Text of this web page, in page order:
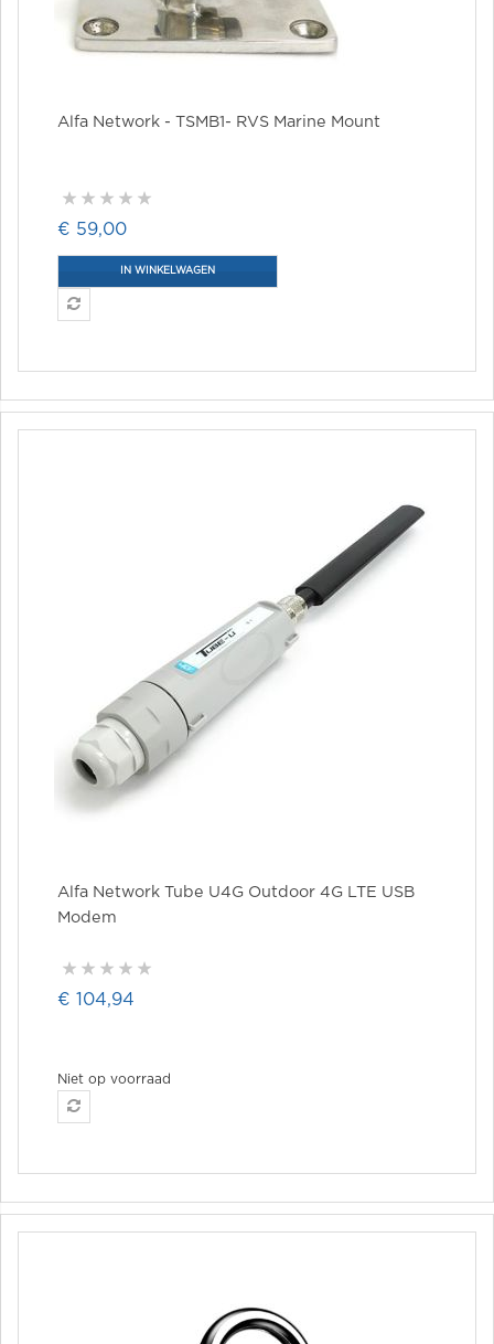
Alfa Network - TSMB1- RVS Marine Mount
€ 59,00
IN WINKELWAGEN
Alfa Network Tube U4G Outdoor 4G LTE USB
Modem
€ 104,94
Niet op voorraad